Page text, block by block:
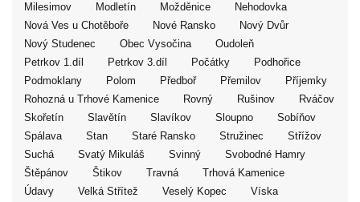
Milesimov
Modletín Možděnice
Nehodovka
Nová Ves u Chotěboře
Nové Ransko
Nový Dvůr
Nový Studenec
Obec Vysočina
Oudoleň
Petrkov 1.díl
Petrkov 3.díl Počátky
Podhořice
Podmoklany
Polom Předboř Přemilov
Příjemky
Rohozná u Trhové Kamenice
Rovný Rušinov
Rváčov
Skořetín
Slavětín Slavíkov Sloupno
Sobíňov
Spálava
Stan Staré Ransko Stružinec
Střížov
Suchá
Svatý Mikuláš Svinný
Svobodné Hamry
Štěpánov
Štikov Travná
Trhová Kamenice
Údavy
Velká Střítež Veselý Kopec Víska